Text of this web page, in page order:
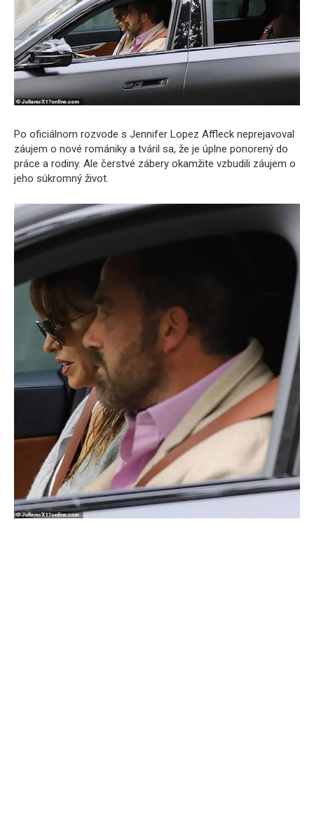
Po oficiálnom rozvode s Jennifer Lopez Affleck neprejavoval
záujem o nové romániky a tváril sa, že je úplne ponorený do
práce a rodiny. Ale čerstvé zábery okamžite vzbudili záujem o
jeho súkromný život.